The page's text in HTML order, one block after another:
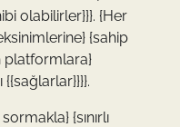
olabilirler}}}. {Her
{sahip
platformlara}
{{sağlarlar}}}}.
{sınırlı